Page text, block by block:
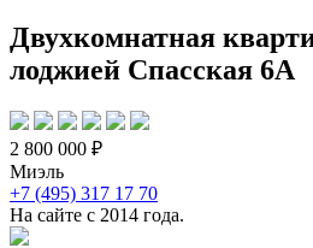
Двухкомнатная
лоджией Спасская 6А
2 800 000 ₽
Миэль
+7 (495) 317 17 70
На сайте с 2014 года.